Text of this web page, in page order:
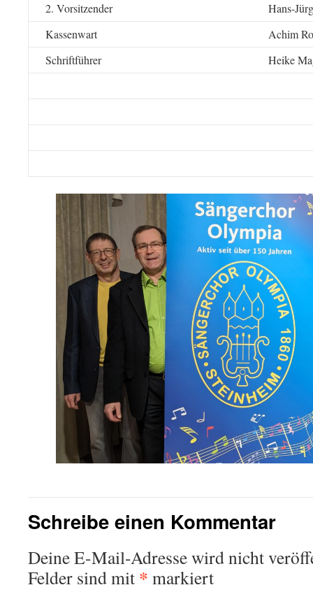
2. Vorsitzender
Hans-
Kassenwart
Achim
Schriftführer
Heike
Schreibe einen Kommentar
Deine E-Mail-Adresse wird nicht
Felder sind mit * markiert